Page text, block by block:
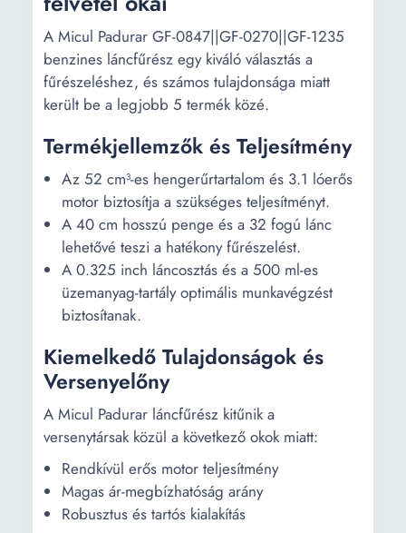
A Micul Padurar GF-0847||GF-0270||GF-1235
benzines láncfűrész egy kiváló választás a
fűrészeléshez, és számos tulajdonsága miatt
került be a legjobb 5 termék közé.
Termékjellemzők és Teljesítmény
Az 52 cm³-es hengerűrtartalom és 3.1 lóerős
motor biztosítja a szükséges teljesítményt.
A 40 cm hosszú penge és a 32 fogú lánc
lehetővé teszi a hatékony fűrészelést.
A 0.325 inch láncosztás és a 500 ml-es
üzemanyag-tartály optimális munkavégzést
biztosítanak.
Kiemelkedő Tulajdonságok és
Versenyelőny
A Micul Padurar láncfűrész kitűnik a
versenytársak közül a következő okok miatt:
Rendkívül erős motor teljesítmény
Magas ár-megbízhatóság arány
Robusztus és tartós kialakítás